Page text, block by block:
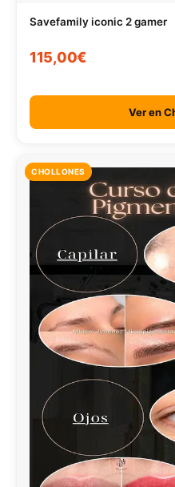
Savefamily iconic 2 gamer
115,00€
Ver en
CHOLLONES